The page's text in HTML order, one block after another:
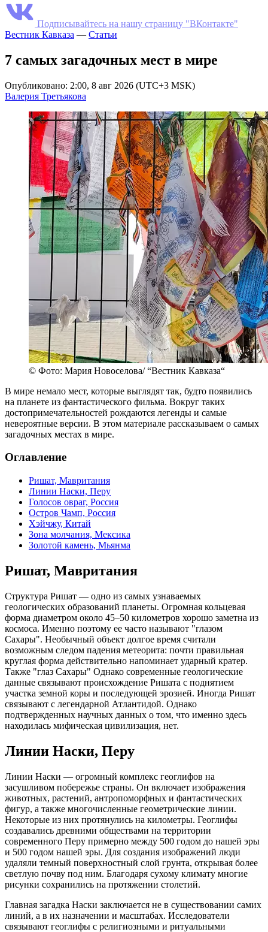
Подписывайтесь на нашу страницу "ВКонтакте"
Вестник Кавказа — Статьи
7 самых загадочных мест в мире
Опубликовано: 2:00, 8 авг 2026 (UTC+3 MSK)
Валерия Третьякова
© Фото: Мария Новоселова/ “Вестник Кавказа“
В мире немало мест, которые выглядят так, будто появились
на планете из фантастического фильма. Вокруг таких
достопримечательностей рождаются легенды и самые
невероятные версии. В этом материале рассказываем о самых
загадочных местах в мире.
Оглавление
Ришат, Мавритания
Линии Наски, Перу
Голосов овраг, Россия
Остров Чамп, Россия
Хэйчжу, Китай
Зона молчания, Мексика
Золотой камень, Мьянма
Ришат, Мавритания
Структура Ришат — одно из самых узнаваемых
геологических образований планеты. Огромная кольцевая
форма диаметром около 45–50 километров хорошо заметна из
космоса. Именно поэтому ее часто называют "глазом
Сахары". Необычный объект долгое время считали
возможным следом падения метеорита: почти правильная
круглая форма действительно напоминает ударный кратер.
Также "глаз Сахары" Однако современные геологические
данные связывают происхождение Ришата с поднятием
участка земной коры и последующей эрозией. Иногда Ришат
связывают с легендарной Атлантидой. Однако
подтвержденных научных данных о том, что именно здесь
находилась мифическая цивилизация, нет.
Линии Наски, Перу
Линии Наски — огромный комплекс геоглифов на
засушливом побережье страны. Он включает изображения
животных, растений, антропоморфных и фантастических
фигур, а также многочисленные геометрические линии.
Некоторые из них протянулись на километры. Геоглифы
создавались древними обществами на территории
современного Перу примерно между 500 годом до нашей эры
и 500 годом нашей эры. Для создания изображений люди
удаляли темный поверхностный слой грунта, открывая более
светлую почву под ним. Благодаря сухому климату многие
рисунки сохранились на протяжении столетий.
Главная загадка Наски заключается не в существовании самих
линий, а в их назначении и масштабах. Исследователи
связывают геоглифы с религиозными и ритуальными